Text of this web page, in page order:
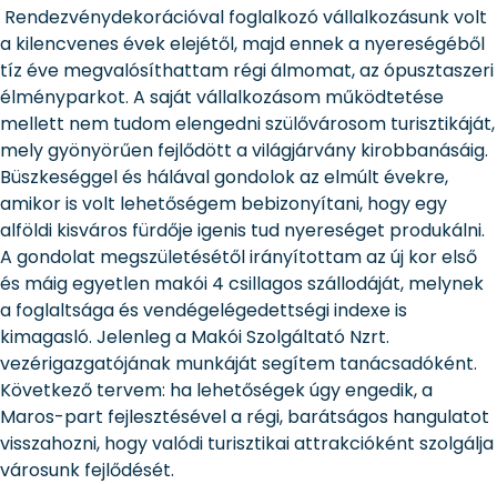
Rendezvénydekorációval foglalkozó vállalkozásunk volt
a kilencvenes évek elejétől, majd ennek a nyereségéből
tíz éve megvalósíthattam régi álmomat, az ópusztaszeri
élményparkot. A saját vállalkozásom működtetése
mellett nem tudom elengedni szülővárosom turisztikáját,
mely gyönyörűen fejlődött a világjárvány kirobbanásáig.
Büszkeséggel és hálával gondolok az elmúlt évekre,
amikor is volt lehetőségem bebizonyítani, hogy egy
alföldi kisváros fürdője igenis tud nyereséget produkálni.
A gondolat megszületésétől irányítottam az új kor első
és máig egyetlen makói 4 csillagos szállodáját, melynek
a foglaltsága és vendégelégedettségi indexe is
kimagasló. Jelenleg a Makói Szolgáltató Nzrt.
vezérigazgatójának munkáját segítem tanácsadóként.
Következő tervem: ha lehetőségek úgy engedik, a
Maros-part fejlesztésével a régi, barátságos hangulatot
visszahozni, hogy valódi turisztikai attrakcióként szolgálja
városunk fejlődését.